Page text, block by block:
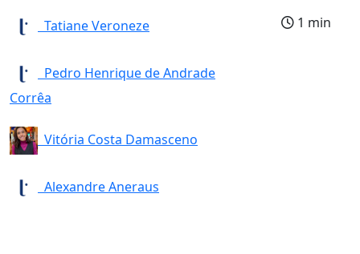
Tatiane Veroneze
Pedro Henrique de Andrade
Corrêa
Vitória Costa Damasceno
Alexandre Aneraus
1 min